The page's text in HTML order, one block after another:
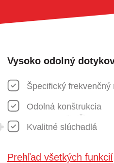
Vysoko odolný
Špecifický frekvenčný
Odolná konštrukcia
Kvalitné slúchadlá
Prehľad všetkých funkcií